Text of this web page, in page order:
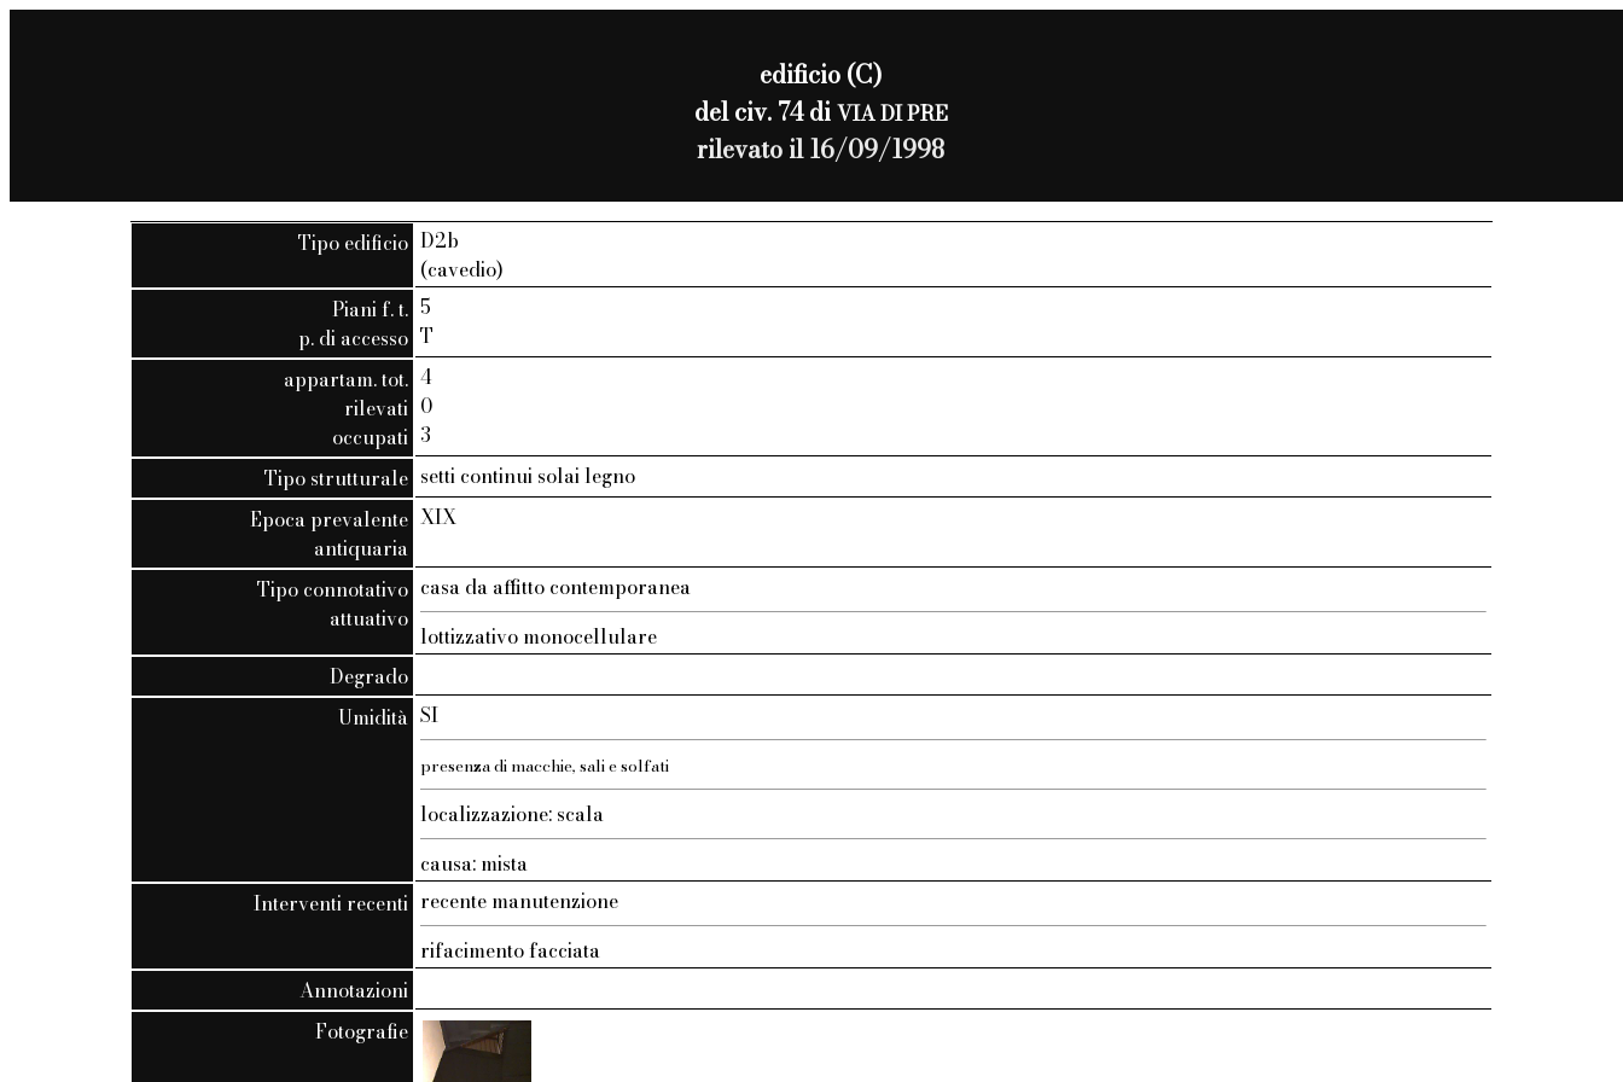
edificio (C)
del civ. 74 diVIA DI PRE
rilevato il 16/09/1998
Tipo edificio D2b
(cavedio)
Piani f. t.
p. di accesso
5
T
appartam. tot.
rilevati
occupati
4
0
3
Tipo strutturale setti continui solai legno
Epoca prevalente
antiquaria
XIX
Tipo connotativo
attuativo
casa da affitto contemporanea
lottizzativo monocellulare
Degrado
Umidità SI
presenza di macchie, sali e solfati
localizzazione: scala
causa: mista
Interventi recenti recente manutenzione
rifacimento facciata
Annotazioni
Fotografie